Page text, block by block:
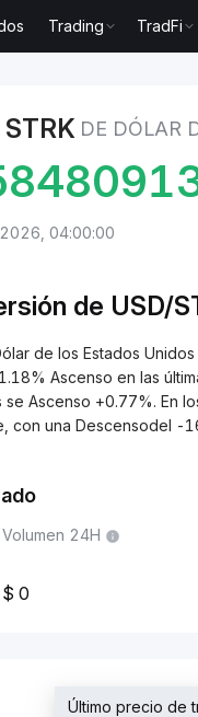
Trading TradFi
DE DÓLAR
04:00:00
de USD/
de los Estados
Ascenso en las
Ascenso +0.77%. En
con una Descensodel -
Volumen 24H
0
Último precio de